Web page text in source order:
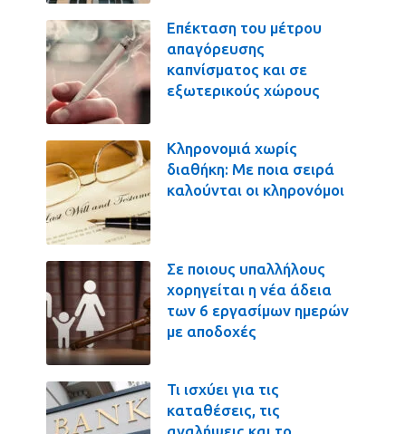
Επέκταση του μέτρου
απαγόρευσης
καπνίσματος και σε
εξωτερικούς χώρους
Κληρονομιά χωρίς
διαθήκη: Με ποια σειρά
καλούνται οι κληρονόμοι
Σε ποιους υπαλλήλους
χορηγείται η νέα άδεια
των 6 εργασίμων ημερών
με αποδοχές
Τι ισχύει για τις
καταθέσεις, τις